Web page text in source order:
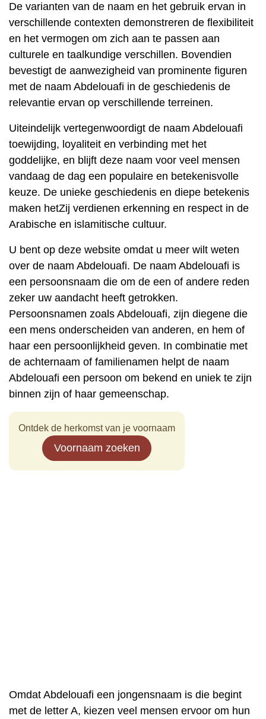
De varianten van de naam en het gebruik ervan in
verschillende contexten demonstreren de flexibiliteit
en het vermogen om zich aan te passen aan
culturele en taalkundige verschillen. Bovendien
bevestigt de aanwezigheid van prominente figuren
met de naam Abdelouafi in de geschiedenis de
relevantie ervan op verschillende terreinen.
Uiteindelijk vertegenwoordigt de naam Abdelouafi
toewijding, loyaliteit en verbinding met het
goddelijke, en blijft deze naam voor veel mensen
vandaag de dag een populaire en betekenisvolle
keuze. De unieke geschiedenis en diepe betekenis
maken hetZij verdienen erkenning en respect in de
Arabische en islamitische cultuur.
U bent op deze website omdat u meer wilt weten
over de naam Abdelouafi. De naam Abdelouafi is
een persoonsnaam die om de een of andere reden
zeker uw aandacht heeft getrokken.
Persoonsnamen zoals Abdelouafi, zijn diegene die
een mens onderscheiden van anderen, en hem of
haar een persoonlijkheid geven. In combinatie met
de achternaam of familienamen helpt de naam
Abdelouafi een persoon om bekend en uniek te zijn
binnen zijn of haar gemeenschap.
Ontdek de herkomst van je voornaam
Voornaam zoeken
Omdat Abdelouafi een jongensnaam is die begint
met de letter A, kiezen veel mensen ervoor om hun